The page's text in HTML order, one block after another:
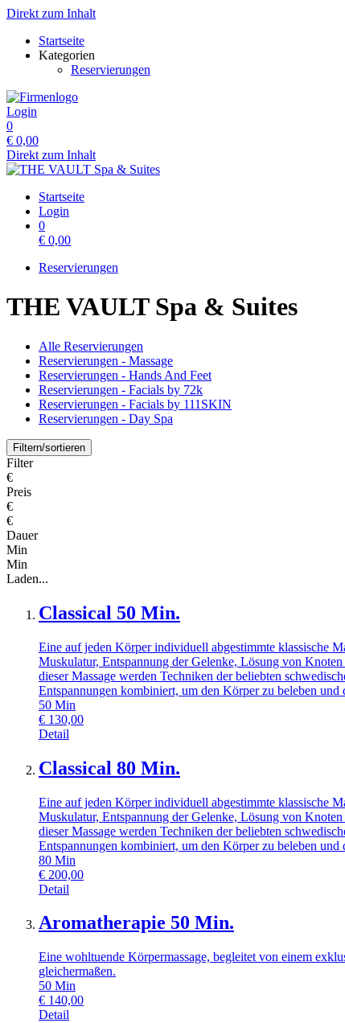
Direkt zum Inhalt
Startseite
Kategorien
Reservierungen
Login
0
€ 0,00
Direkt zum Inhalt
Startseite
Login
0
€ 0,00
Reservierungen
THE VAULT Spa & Suites
Alle Reservierungen
Reservierungen - Massage
Reservierungen - Hands And Feet
Reservierungen - Facials by 72k
Reservierungen - Facials by 111SKIN
Reservierungen - Day Spa
Filtern/sortieren
Filter
€
Preis
€
€
Dauer
Min
Min
Laden...
Classical 50 Min.
Eine auf jeden Körper individuell abgestimmte klassische
Muskulatur, Entspannung der Gelenke, Lösung von
dieser Massage werden Techniken der beliebten
Entspannungen kombiniert, um den Körper zu beleben und
50 Min
€ 130,00
Detail
Classical 80 Min.
Eine auf jeden Körper individuell abgestimmte klassische
Muskulatur, Entspannung der Gelenke, Lösung von
dieser Massage werden Techniken der beliebten
Entspannungen kombiniert, um den Körper zu beleben und
80 Min
€ 200,00
Detail
Aromatherapie 50 Min.
Eine wohltuende Körpermassage, begleitet von einem
gleichermaßen.
50 Min
€ 140,00
Detail